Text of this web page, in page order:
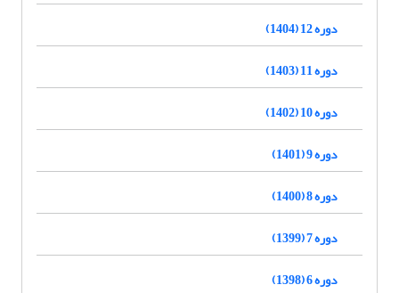
دوره 12 (1404)
دوره 11 (1403)
دوره 10 (1402)
دوره 9 (1401)
دوره 8 (1400)
دوره 7 (1399)
دوره 6 (1398)